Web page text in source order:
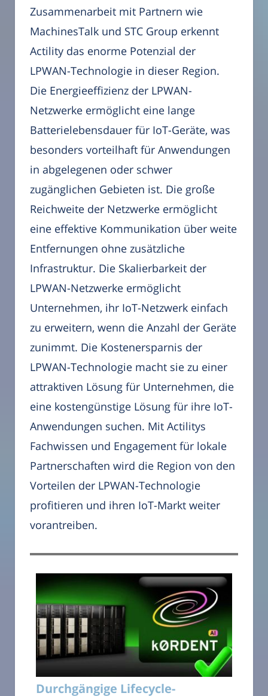
Zusammenarbeit mit Partnern wie
MachinesTalk und STC Group erkennt
Actility das enorme Potenzial der
LPWAN-Technologie in dieser Region.
Die Energieeffizienz der LPWAN-
Netzwerke ermöglicht eine lange
Batterielebensdauer für IoT-Geräte, was
besonders vorteilhaft für Anwendungen
in abgelegenen oder schwer
zugänglichen Gebieten ist. Die große
Reichweite der Netzwerke ermöglicht
eine effektive Kommunikation über weite
Entfernungen ohne zusätzliche
Infrastruktur. Die Skalierbarkeit der
LPWAN-Netzwerke ermöglicht
Unternehmen, ihr IoT-Netzwerk einfach
zu erweitern, wenn die Anzahl der Geräte
zunimmt. Die Kostenersparnis der
LPWAN-Technologie macht sie zu einer
attraktiven Lösung für Unternehmen, die
eine kostengünstige Lösung für ihre IoT-
Anwendungen suchen. Mit Actilitys
Fachwissen und Engagement für lokale
Partnerschaften wird die Region von den
Vorteilen der LPWAN-Technologie
profitieren und ihren IoT-Markt weiter
vorantreiben.
Durchgängige Lifecycle-